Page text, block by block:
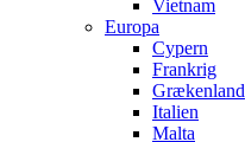
Vietnam
Europa
Cypern
Frankrig
Grækenland
Italien
Malta